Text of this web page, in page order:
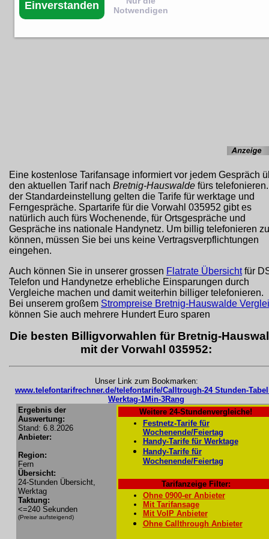
Eine kostenlose Tarifansage informiert vor jedem Gespräch
den aktuellen Tarif nach Bretnig-Hauswalde fürs
der Standardeinstellung gelten die Tarife für werktage und
Ferngespräche. Spartarife für die Vorwahl 035952 gibt es
natürlich auch fürs Wochenende, für Ortsgespräche und
Gespräche ins nationale Handynetz. Um billig telefonieren zu
können, müssen Sie bei uns keine Vertragsverpflichtungen
eingehen.
Auch können Sie in unserer grossen Flatrate Übersichtfür
Telefon und Handynetze erhebliche Einsparungen durch
Vergleiche machen und damit weiterhin billiger telefonieren.
Bei unserem großem Strompreise Bretnig-Hauswalde
können Sie auch mehrere Hundert Euro sparen
Die besten Billigvorwahlen für Bretnig-
mit der Vorwahl 035952:
Unser Link zum Bookmarken:
www.telefontarifrechner.de/telefontarife/Calltrough-24 Stunden-
Werktag-1Min-3Rang
Ergebnis der
Auswertung:
Stand: 6.8.2026
Anbieter:
Region:
Fern
Übersicht:
24-Stunden Übersicht,
Werktag
Taktung:
<=240 Sekunden
(Preise aufsteigend)
Weitere 24-Stundenvergleiche!
Festnetz-Tarife für
Wochenende/Feiertag
Handy-Tarife für Werktage
Handy-Tarife für
Wochenende/Feiertag
Tarifanzeige Filter:
Ohne 0900-er Anbieter
Mit Tarifansage
Mit VoIP Anbieter
Ohne Callthrough Anbieter
Einverstanden
Notwendigen